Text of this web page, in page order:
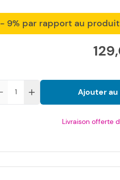
- 9% par rapport au
Ajouter au
Livraison offerte